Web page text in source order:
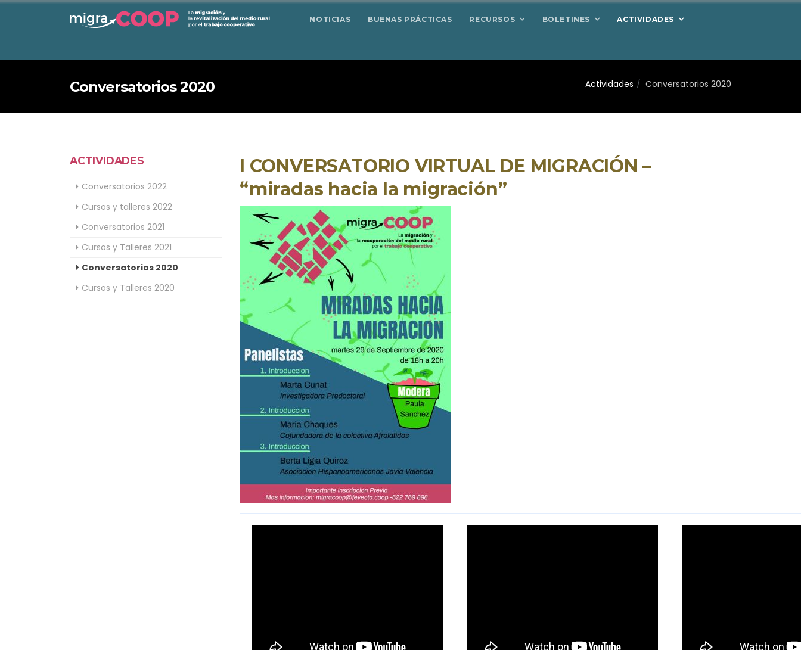
NOTICIAS BUENAS PRÁCTICAS RECURSOS BOLETINES ACTIVIDADES
Conversatorios 2020 Actividades Conversatorios 2020
ACTIVIDADES
Conversatorios 2022
Cursos y talleres 2022
Conversatorios 2021
Cursos y Talleres 2021
Conversatorios 2020
Cursos y Talleres 2020
I CONVERSATORIO VIRTUAL DE MIGRACIÓN –
“miradas hacia la migración”